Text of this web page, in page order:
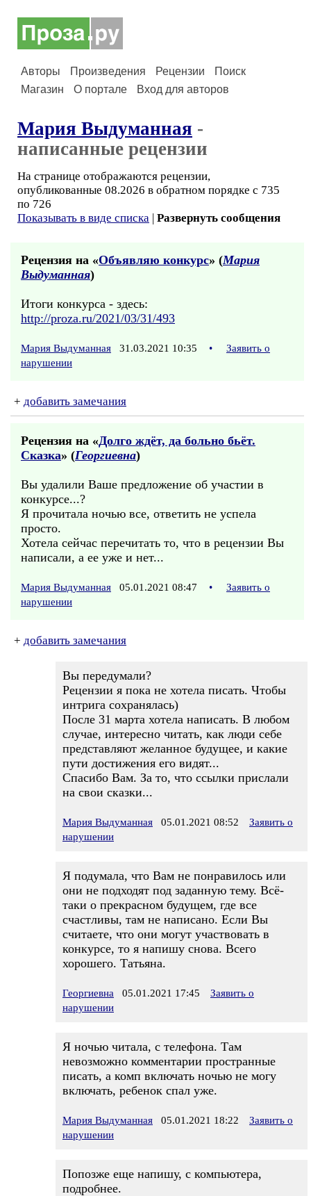
Авторы Произведения Рецензии
Поиск
Магазин
О портале Вход для авторов
Мария Выдуманная -
написанные рецензии
На странице отображаются рецензии,
опубликованные 08.2026 в обратном порядке с 735
по 726
Показывать в виде списка | Развернуть сообщения
Рецензия на «Объявляю конкурс» (Мария
Выдуманная)
Итоги конкурса - здесь:
http://proza.ru/2021/03/31/493
Мария Выдуманная 31.03.2021 10:35 •
Заявить о
нарушении
+ добавить замечания
Рецензия на «Долго ждёт, да больно бьёт.
Сказка» (Георгиевна)
Вы удалили Ваше предложение об участии в
конкурсе...?
Я прочитала ночью все, ответить не успела
просто.
Хотела сейчас перечитать то, что в рецензии Вы
написали, а ее уже и нет...
Мария Выдуманная 05.01.2021 08:47 •
Заявить о
нарушении
+ добавить замечания
Вы передумали?
Рецензии я пока не хотела писать. Чтобы
интрига сохранялась)
После 31 марта хотела написать. В любом
случае, интересно читать, как люди себе
представляют желанное будущее, и какие
пути достижения его видят...
Спасибо Вам. За то, что ссылки прислали
на свои сказки...
Мария Выдуманная 05.01.2021 08:52
Заявить о
нарушении
Я подумала, что Вам не понравилось или
они не подходят под заданную тему. Всё-
таки о прекрасном будущем, где все
счастливы, там не написано. Если Вы
считаете, что они могут участвовать в
конкурсе, то я напишу снова. Всего
хорошего. Татьяна.
Георгиевна 05.01.2021 17:45
Заявить о
нарушении
Я ночью читала, с телефона. Там
невозможно комментарии пространные
писать, а комп включать ночью не могу
включать, ребенок спал уже.
Мария Выдуманная 05.01.2021 18:22
Заявить о
нарушении
Попозже еще напишу, с компьютера,
подробнее.